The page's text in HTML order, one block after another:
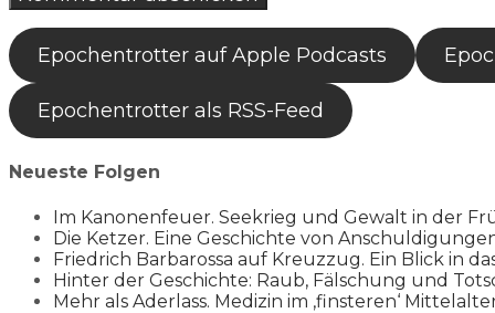
Epochentrotter auf Apple Podcasts
Epochentrotter als RSS-Feed
Neueste Folgen
Im Kanonenfeuer. Seekrieg und Gewalt in der
Die Ketzer. Eine Geschichte von
Friedrich Barbarossa auf Kreuzzug. Ein Blick in
Hinter der Geschichte: Raub, Fälschung und
Mehr als Aderlass. Medizin im ‚finsteren‘